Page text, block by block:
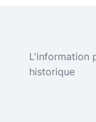
L'information
historique